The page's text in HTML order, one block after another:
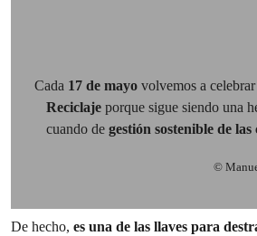
Cada 17 de mayovolvemos a
Reciclaje porque sigue siendo una
cuando de gestión sostenible de las
©
De hecho, es una de las llaves para